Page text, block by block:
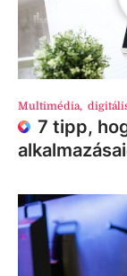
Multimédia,
7 tipp,